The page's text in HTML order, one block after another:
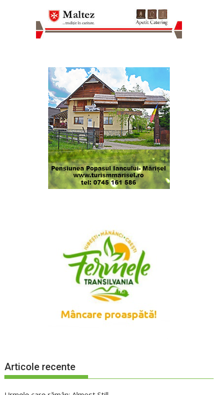
Articole recente